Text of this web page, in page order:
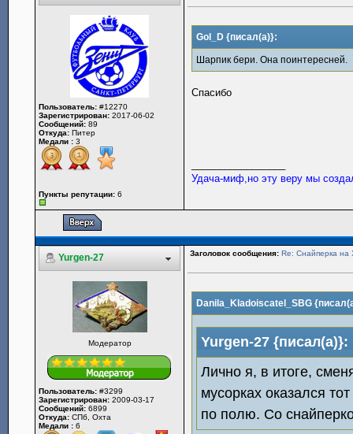
Пользователь: #12270
Зарегистрирован: 2017-06-02
Сообщений: 89
Откуда: Питер
Медали : 3
Пункты репутации: 6
Gol_D {писал(а)}:
Шарпик бери. Она поинтересней.
Спасибо
Удача-миф,но эту веру мы
Yurgen-27 Заголовок сообщения: Re: Снайперка на
Модератор
Пользователь: #3299
Зарегистрирован: 2009-03-17
Сообщений: 6899
Откуда: СПб, Охта
Медали : 6
Danila_Kladoiscatel_SBG
Yurgen-27 {писал(а)}:
Лично я, в итоге,
мусорках оказался
по полю. Со